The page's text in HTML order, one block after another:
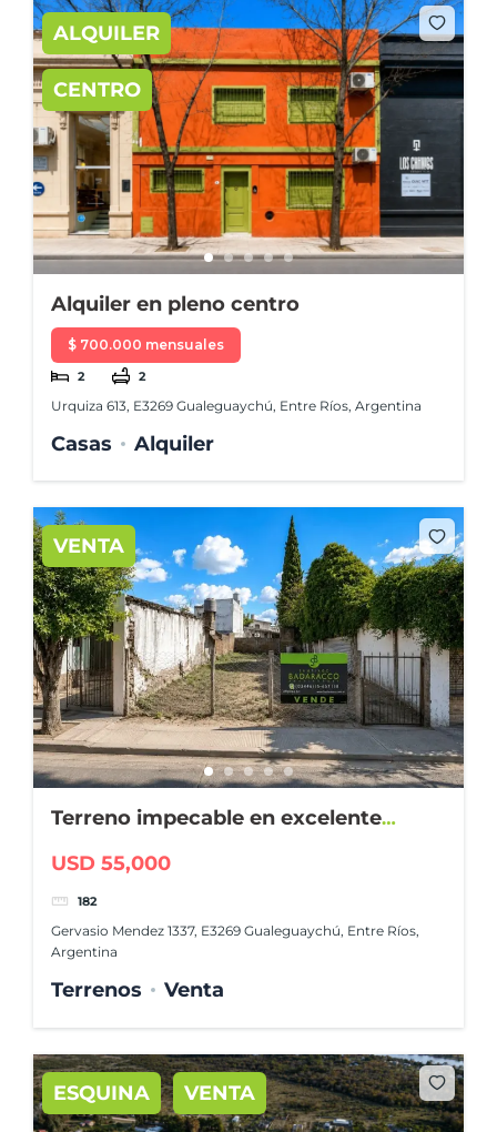
ALQUILER
CENTRO
Alquiler en pleno centro
$ 700.000 mensuales
2 2
Urquiza 613, E3269 Gualeguaychú, Entre Ríos, Argentina
Casas Alquiler
VENTA
Terreno impecable en excelente
USD 55,000
182
Gervasio Mendez 1337, E3269 Gualeguaychú, Entre Ríos,
Argentina
Terrenos Venta
ESQUINA VENTA